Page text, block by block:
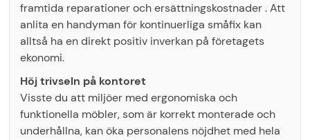
framtida reparationer och ersättningskostnader . Att
anlita en handyman för kontinuerliga småfix kan
alltså ha en direkt positiv inverkan på företagets
ekonomi.
Höj trivseln på kontoret
Visste du att miljöer med ergonomiska och
funktionella möbler, som är korrekt monterade och
underhållna, kan öka personalens nöjdhet med hela